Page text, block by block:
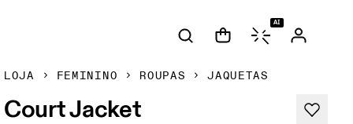
AI
LOJA FEMININO ROUPAS JAQUETAS
Court Jacket